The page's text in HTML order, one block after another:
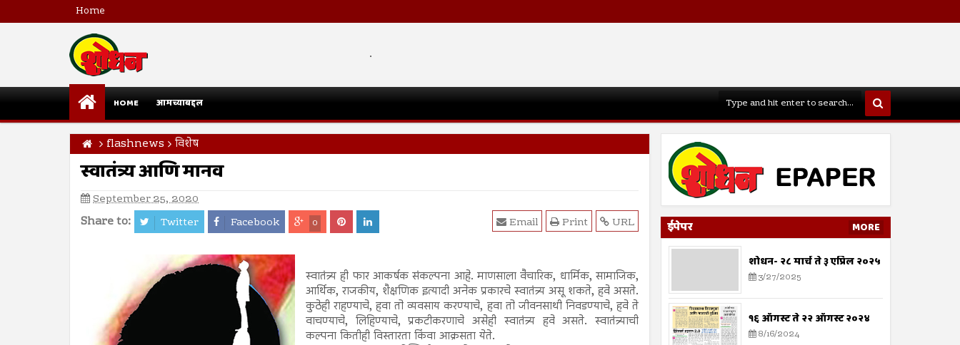
Home
.
HOME आमच्याबद्दल
flashnews विशेष
स्वातंत्र्य आणि मानव
September 25, 2020
Share to: Twitter Facebook 0 URL
Print
Email
स्वातंत्र्य ही फार आकर्षक संकल्पना आहे. माणसाला वैचारिक, धार्मिक, सामाजिक,
आर्थिक, राजकीय, शैक्षणिक इत्यादी अनेक प्रकारचे स्वातंत्र्य असू शकते, हवे असते.
कुठेही राहण्याचे, हवा तो व्यवसाय करण्याचे, हवा तो जीवनसाथी निवडण्याचे, हवे ते
वाचण्याचे, लिहिण्याचे, प्रकटीकरणाचे असेही स्वातंत्र्य हवे असते. स्वातंत्र्याची
कल्पना कितीही विस्तारता किंवा आक्रसता येते.
ईपेपर MORE
शोधन- २८ मार्च ते ३ एप्रिल २०२५
3/27/2025
१६ ऑगस्ट ते २२ ऑगस्ट २०२४
8/16/2024